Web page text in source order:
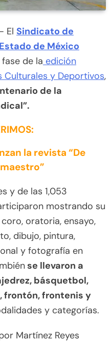
El Sindicato de
de México
de la edición
Culturales y Deportivos,
de la
la revista “De
y de las 1,053
mostrando su
oratoria, ensayo,
dibujo, pintura,
y fotografía en
se llevaron a
básquetbol,
frontón, frontenis y
y categorías.
Martínez Reyes